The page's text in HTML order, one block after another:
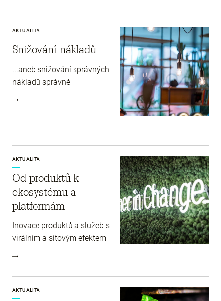
AKTUALITA
Snižování nákladů
...aneb snižování správných
nákladů správně
AKTUALITA
Od produktů k
ekosystému a
platformám
Inovace produktů a služeb s
virálním a síťovým efektem
AKTUALITA